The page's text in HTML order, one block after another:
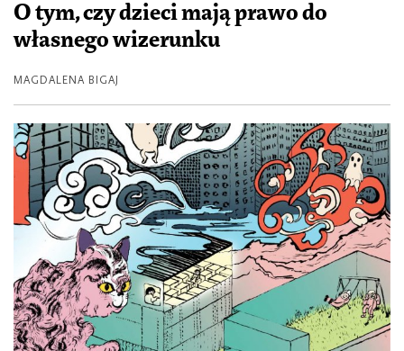
O tym, czy dzieci mają prawo do
własnego wizerunku
MAGDALENA BIGAJ